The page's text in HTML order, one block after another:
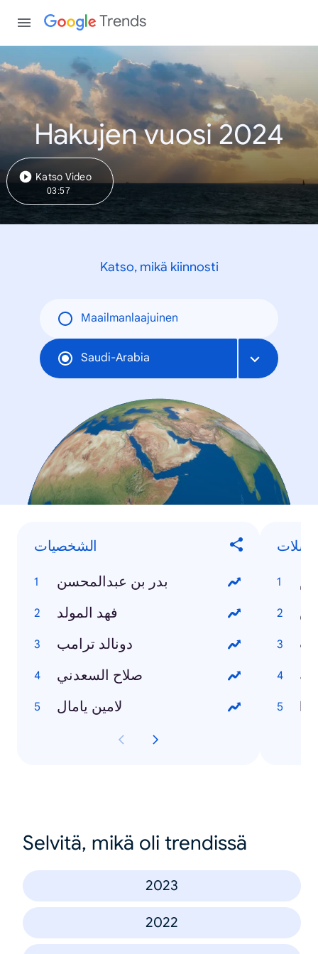
Trends
Hakujen vuosi 2024
Katso Video
03:57
Katso, mikä kiinnosti
Maailmanlaajuinen
Saudi-Arabia
الشخصيات
بدر بن عبدالمحسن
فهد المولد
دونالد ترامب
صلاح السعدني
لامين يامال
Selvitä, mikä oli trendissä
2023
2022